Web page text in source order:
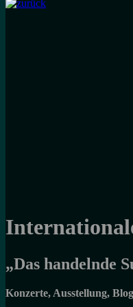
„Das handelnde
Konzerte, Ausstellung,